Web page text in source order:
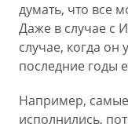
думать, что все
Даже в случае с
случае, когда
последние годы
Например,
исполнились,